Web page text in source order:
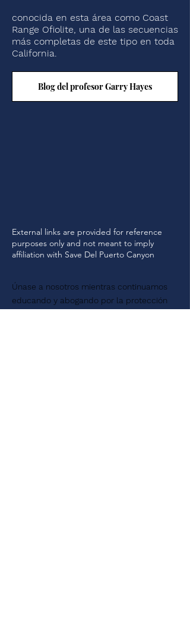
conocida en esta área como Coast
Range Ofiolite, una de las secuencias
más completas de este tipo en toda
California.
Blog del profesor Garry Hayes
External links are provided for reference
purposes only and not meant to imply
affiliation with Save Del Puerto Canyon
Únase a nosotros mientras continuamos
educando y abogando por la protección